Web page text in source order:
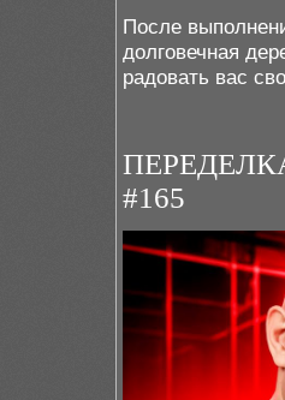
После
долговечная
радовать вас
#165